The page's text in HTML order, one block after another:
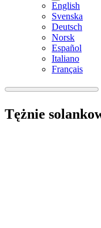
English
Svenska
Deutsch
Norsk
Español
Italiano
Français
Tężnie